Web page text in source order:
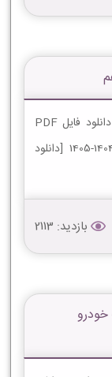
دانلود کتاب قالب گیری و آلیاژسازی دوازدهم دانلود فایل PDF
کتاب قالب گیری و آلیاژسازی پایه دوازدهم 1404-1405 [دانلود
بازدید: 2113